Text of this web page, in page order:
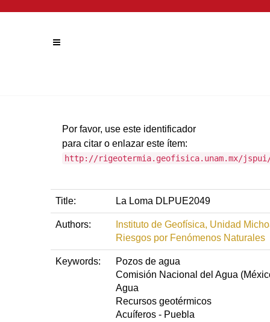
Por favor, use este identificador
para citar o enlazar este ítem:
http://rigeotermia.geofisica.unam.mx/jspui/
Title: La Loma DLPUE2049
Authors:
Instituto de Geofísica, Unidad
Riesgos por Fenómenos Naturales
Keywords:
Pozos de agua
Comisión Nacional del Agua
Agua
Recursos geotérmicos
Acuíferos - Puebla